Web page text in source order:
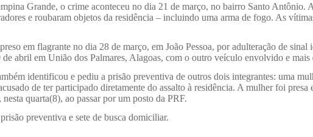
Grande, o crime aconteceu no dia 21 de março, no bairro Santo Antônio.
e roubaram objetos da residência – incluindo uma arma de fogo. As
em flagrante no dia 28 de março, em João Pessoa, por adulteração de
abril em União dos Palmares, Alagoas, com o outro veículo envolvido e mais
identificou e pediu a prisão preventiva de outros dois integrantes: uma
de ter participado diretamente do assalto à residência. A mulher foi
quarta(8), ao passar por um posto da PRF.
preventiva e sete de busca domiciliar.